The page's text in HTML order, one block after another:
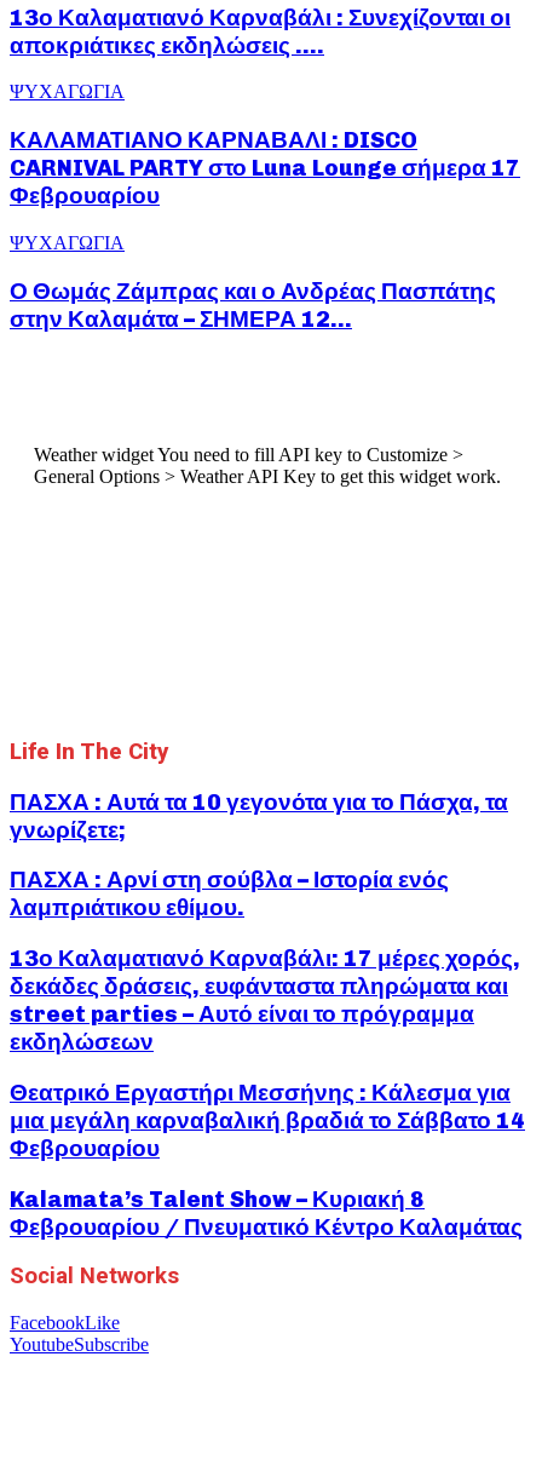
Καρναβάλι
:
Συνεχίζονται
αποκριάτικες
….
13ο Καλαματιανό Καρναβάλι : Συνεχίζονται οι
αποκριάτικες εκδηλώσεις ….
ΚΑΛΑΜΑΤΙΑΝΟ
:
DISCO
CARNIVAL
PARTY
Luna
σήμερα
17
Φεβρουαρίου
ΨΥΧΑΓΩΓΙΑ
ΚΑΛΑΜΑΤΙΑΝΟ ΚΑΡΝΑΒΑΛΙ : DISCO
CARNIVAL PARTY στο Luna Lounge σήμερα 17
Φεβρουαρίου
Ο
Ζάμπρας
και
ο
ΣΗΜΕΡΑ
ΨΥΧΑΓΩΓΙΑ
Ο Θωμάς Ζάμπρας και ο Ανδρέας Πασπάτης
στην Καλαμάτα – ΣΗΜΕΡΑ 12...
Weather widgetYou need to fill API key to Customize >
General Options > Weather API Key to get this widget work.
Life In The City
ΠΑΣΧΑ : Αυτά τα 10 γεγονότα για το Πάσχα, τα
γνωρίζετε;
ΠΑΣΧΑ : Αρνί στη σούβλα – Ιστορία ενός
λαμπριάτικου εθίμου.
13ο Καλαματιανό Καρναβάλι: 17 μέρες χορός,
δεκάδες δράσεις, ευφάνταστα πληρώματα και
street parties – Αυτό είναι το πρόγραμμα
εκδηλώσεων
Θεατρικό Εργαστήρι Μεσσήνης : Κάλεσμα για
μια μεγάλη καρναβαλική βραδιά το Σάββατο 14
Φεβρουαρίου
Kalamata’s Talent Show – Κυριακή 8
Φεβρουαρίου / Πνευματικό Κέντρο Καλαμάτας
Social Networks
FacebookLike
YoutubeSubscribe